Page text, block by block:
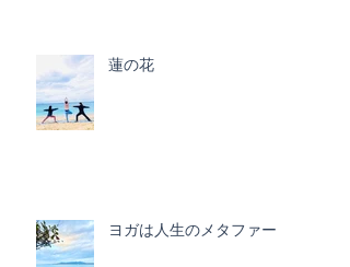
蓮の花
ヨガは人生のメタファー